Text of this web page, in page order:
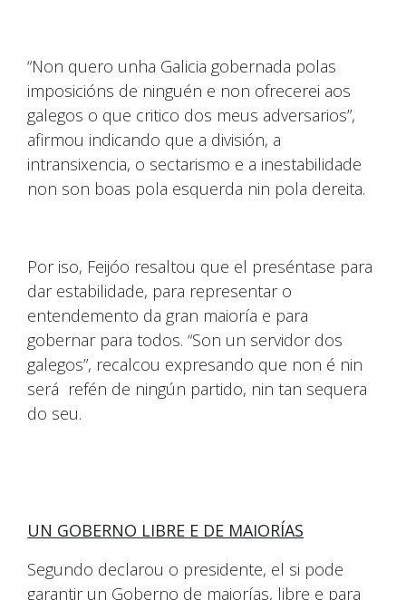
“Non quero unha Galicia gobernada polas
imposicións de ninguén e non ofrecerei aos
galegos o que critico dos meus adversarios”,
afirmou indicando que a división, a
intransixencia, o sectarismo e a inestabilidade
non son boas pola esquerda nin pola dereita.
Por iso, Feijóo resaltou que el preséntase para
dar estabilidade, para representar o
entendemento da gran maioría e para
gobernar para todos. “Son un servidor dos
galegos”, recalcou expresando que non é nin
será refén de ningún partido, nin tan sequera
do seu.
UN GOBERNO LIBRE E DE MAIORÍAS
Segundo declarou o presidente, el si pode
garantir un Goberno de maiorías, libre e para